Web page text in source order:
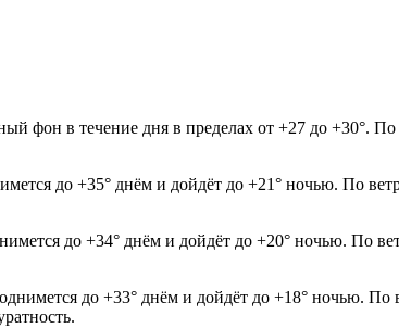
фон в течение дня в пределах от +27 до +30°.
до +35° днём и дойдёт до +21° ночью. По
до +34° днём и дойдёт до +20° ночью. По
до +33° днём и дойдёт до +18° ночью.